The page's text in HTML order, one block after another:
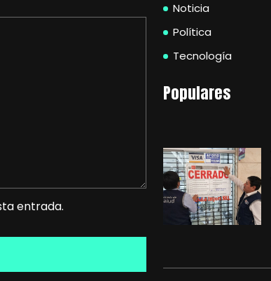
entrada.
Noticia
Política
Tecnología
Populares